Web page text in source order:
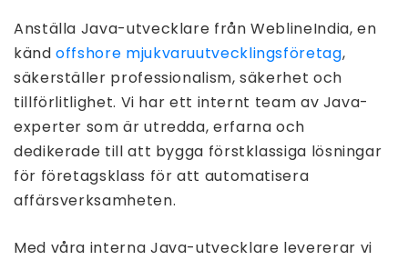
Anställa Java-utvecklare från WeblineIndia, en
kändoffshore mjukvaruutvecklingsföretag,
säkerställer professionalism, säkerhet och
tillförlitlighet. Vi har ett internt team av Java-
experter som är utredda, erfarna och
dedikerade till att bygga förstklassiga lösningar
för företagsklass för att automatisera
affärsverksamheten.
Med våra interna Java-utvecklare levererar vi